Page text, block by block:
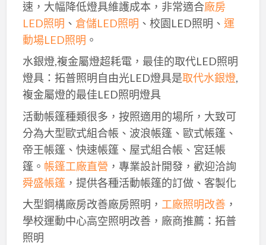
速，大幅降低燈具維護成本，非常適合廠房
LED照明 、 倉儲LED照明 、校園LED照明、 運
動場LED照明 。
水銀燈,複金屬燈超耗電，最佳的取代LED照明
燈具：拓普照明自由光LED燈具是取代水銀燈,
複金屬燈的最佳LED照明燈具
活動帳篷種類很多，按照適用的場所，大致可
分為大型歐式組合帳、波浪帳篷、歐式帳篷、
帝王帳篷、快速帳篷、屋式組合帳、宮廷帳
篷。 帳篷工廠直營 ，專業設計開發，歡迎洽詢
舜盛帳篷，提供各種活動帳篷的訂做、客製化
大型鋼構廠房改善廠房照明， 工廠照明改善，
學校運動中心高空照明改善，廠商推薦：拓普
照明